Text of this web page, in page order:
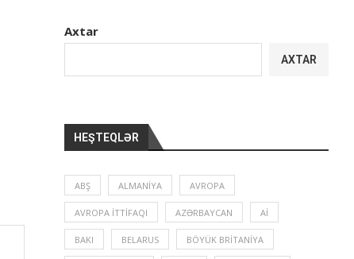
Axtar
AXTAR
HEŞTEQLƏR
ABŞ ALMANIYA AVROPA
AVROPA İTTIFAQI AZƏRBAYCAN Aİ
BAKI BELARUS BÖYÜK BRITANIYA